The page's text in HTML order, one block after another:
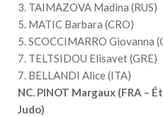
3. TAIMAZOVA Madina (RUS)
5. MATIC Barbara (CRO)
5. SCOCCIMARRO Giovanna
7. TELTSIDOU Elisavet (GRE)
7. BELLANDI Alice (ITA)
NC. PINOT Margaux (FRA –
Judo)